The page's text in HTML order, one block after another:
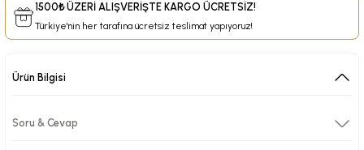
1500₺ ÜZERİ ALIŞVERİŞTE KARGO ÜCRETSİZ!
Türkiye'nin her tarafına ücretsiz teslimat yapıyoruz!
Ürün Bilgisi
Soru & Cevap